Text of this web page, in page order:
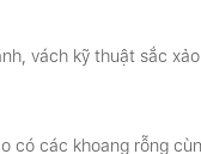
vách kỹ thuật sắc
có các khoang rỗng